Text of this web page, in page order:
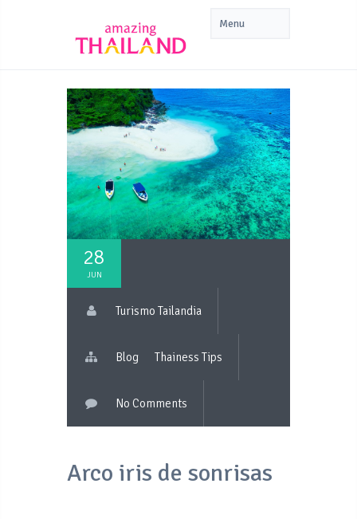
28
JUN
Turismo Tailandia
Blog Thainess Tips
No Comments
Arco iris de sonrisas